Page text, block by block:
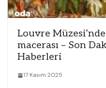
Louvre
macerası – Son
Haberleri
17 Kasım 2025